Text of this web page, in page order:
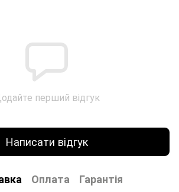
перший відгук
Написати відгук
Оплата Гарантія